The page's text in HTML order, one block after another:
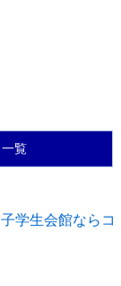
覧
学生会館ならコ